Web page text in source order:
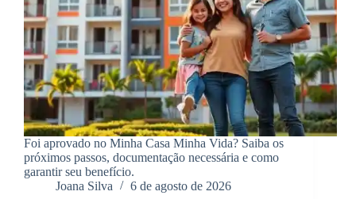
Foi aprovado no Minha Casa Minha Vida? Saiba os
próximos passos, documentação necessária e como
garantir seu benefício.
Joana Silva
6 de agosto de 2026